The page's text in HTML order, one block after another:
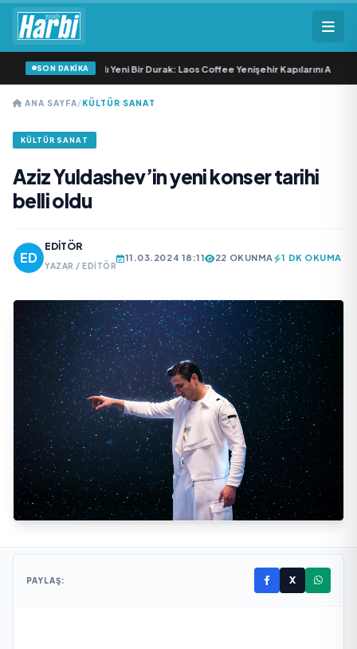
SON DAKİKA
Çölleri" Temalı Yeni Bir Durak: Laos Coffee Yenişehir Kapılarını Açtı•
ANA SAYFA/KÜLTÜR SANAT
KÜLTÜR SANAT
Aziz Yuldashev’in yeni konser tarihi
belli oldu
EDITÖR
YAZAR / EDITÖR
11.03.2024 18:11 22 OKUNMA 1 DK OKUMA
PAYLAŞ: X